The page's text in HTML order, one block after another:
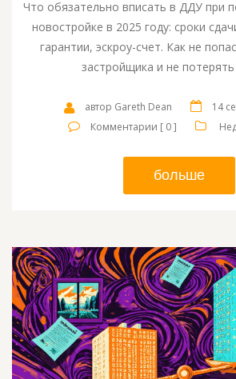
Что обязательно вписать в ДДУ при
новостройке в 2025 году: сроки
гарантии, эскроу-счет. Как не
застройщика и не потерять
автор Gareth Dean
14
Комментарии [ 0 ]
больше